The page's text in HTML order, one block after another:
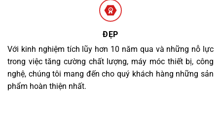
ĐẸP
Với kinh nghiệm tích lũy hơn 10 năm qua và những nỗ lực
trong việc tăng cường chất lượng, máy móc thiết bị, công
nghệ, chúng tôi mang đến cho quý khách hàng những sản
phẩm hoàn thiện nhất.